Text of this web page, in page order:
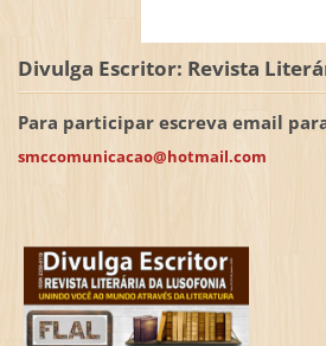
Divulga Escritor: Revista
Para participar escreva email
smccomunicacao@hotmail.com